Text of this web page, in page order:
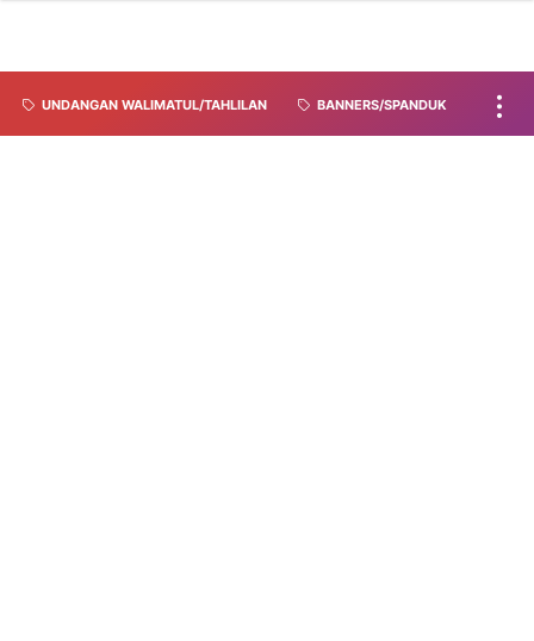
UNDANGAN WALIMATUL/TAHLILAN BANNERS/SPANDUK